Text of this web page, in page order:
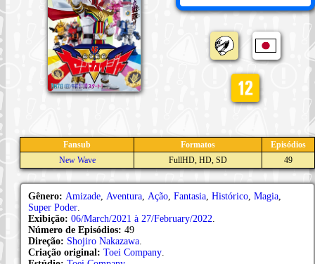
Fansub Formatos
Episódios
New Wave
FullHD, HD, SD 49
Gênero: Amizade Aventura Ação Fantasia Histórico Magia
Super Poder
Exibição: 06/March/2021 à 27/February/2022
Número de Episódios: 49
Direção: Shojiro Nakazawa
Criação original: Toei Company